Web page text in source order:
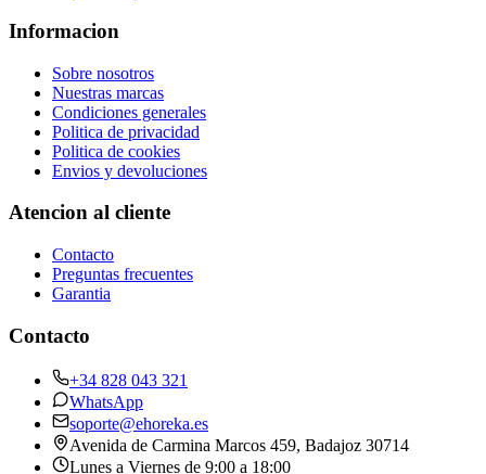
Informacion
Sobre nosotros
Nuestras marcas
Condiciones generales
Politica de privacidad
Politica de cookies
Envios y devoluciones
Atencion al cliente
Contacto
Preguntas frecuentes
Garantia
Contacto
+34 828 043 321
WhatsApp
soporte@ehoreka.es
Avenida de Carmina Marcos 459, Badajoz 30714
Lunes a Viernes de 9:00 a 18:00